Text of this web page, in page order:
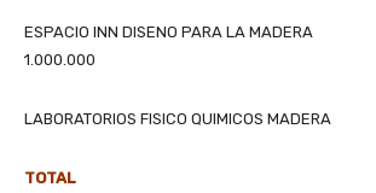
ESPACIO INN DISENO PARA LA
1.000.000
LABORATORIOS FISICO QUIMICOS
TOTAL